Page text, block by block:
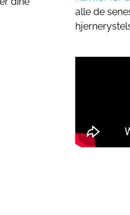
alle de